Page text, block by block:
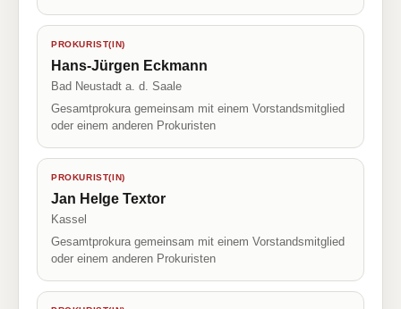
PROKURIST(IN)
Hans-Jürgen Eckmann
Bad Neustadt a. d. Saale
Gesamtprokura gemeinsam mit einem Vorstandsmitglied
oder einem anderen Prokuristen
PROKURIST(IN)
Jan Helge Textor
Kassel
Gesamtprokura gemeinsam mit einem Vorstandsmitglied
oder einem anderen Prokuristen